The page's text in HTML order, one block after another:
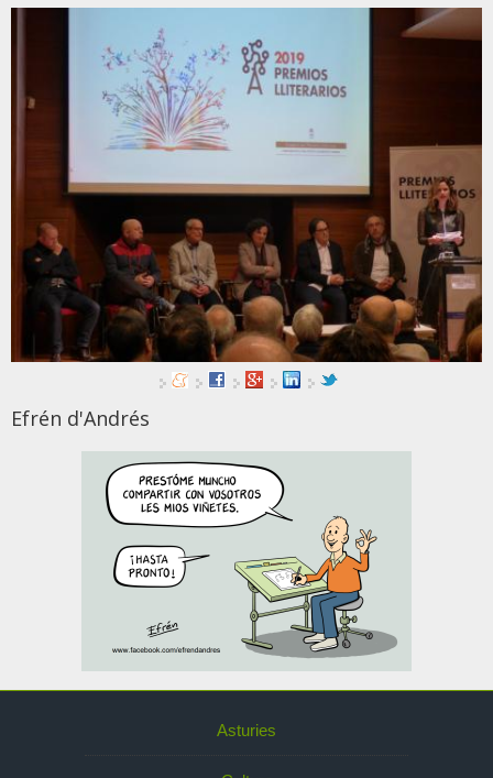
Efrén d'Andrés
Asturies